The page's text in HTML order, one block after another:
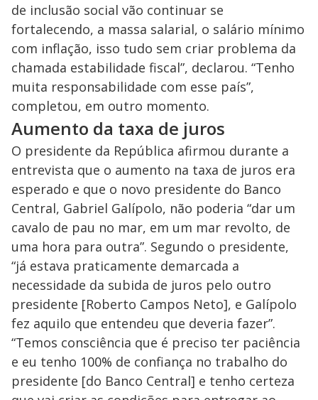
de inclusão social vão continuar se
fortalecendo, a massa salarial, o salário mínimo
com inflação, isso tudo sem criar problema da
chamada estabilidade fiscal”, declarou. “Tenho
muita responsabilidade com esse país”,
completou, em outro momento.
Aumento da taxa de juros
O presidente da República afirmou durante a
entrevista que o aumento na taxa de juros era
esperado e que o novo presidente do Banco
Central, Gabriel Galípolo, não poderia “dar um
cavalo de pau no mar, em um mar revolto, de
uma hora para outra”. Segundo o presidente,
“já estava praticamente demarcada a
necessidade da subida de juros pelo outro
presidente [Roberto Campos Neto], e Galípolo
fez aquilo que entendeu que deveria fazer”.
“Temos consciência que é preciso ter paciência
e eu tenho 100% de confiança no trabalho do
presidente [do Banco Central] e tenho certeza